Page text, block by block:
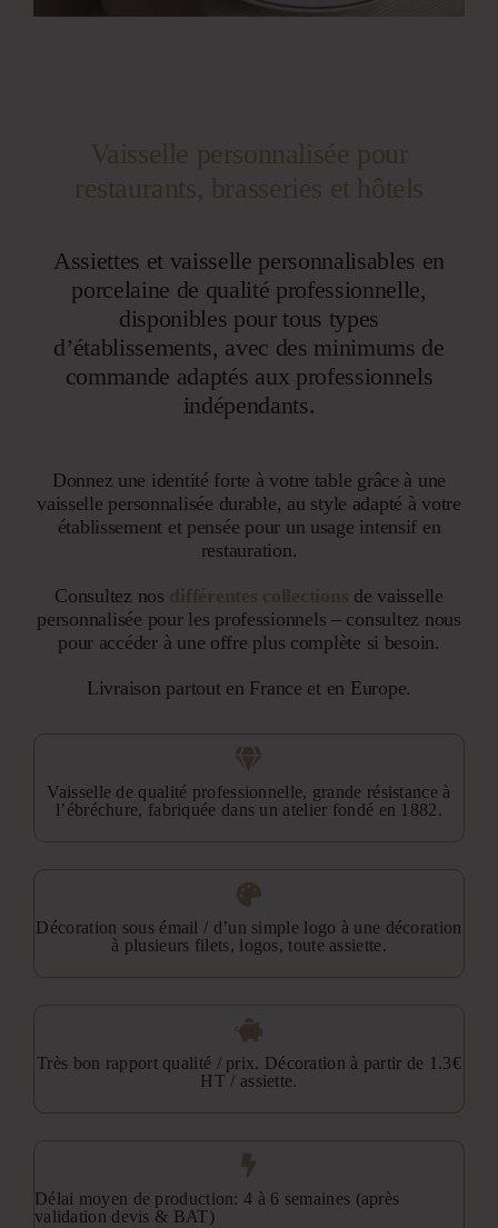
Vaisselle personnalisée pour
restaurants, brasseries et hôtels
Assiettes et vaisselle personnalisables en
porcelaine de qualité professionnelle,
disponibles pour tous types
d’établissements, avec des minimums de
commande adaptés aux professionnels
indépendants.
Donnez une identité forte à votre table grâce à une
vaisselle personnalisée durable, au style adapté à votre
établissement et pensée pour un usage intensif en
restauration.
Consultez nos différentes collections de vaisselle
personnalisée pour les professionnels – consultez nous
pour accéder à une offre plus complète si besoin.
Livraison partout en France et en Europe.
Vaisselle de qualité professionnelle, grande résistance à
l’ébréchure, fabriquée dans un atelier fondé en 1882.
Décoration sous émail / d’un simple logo à une décoration
à plusieurs filets, logos, toute assiette.
Très bon rapport qualité / prix. Décoration à partir de 1.3€
HT / assiette.
Délai moyen de production: 4 à 6 semaines (après
validation devis & BAT)